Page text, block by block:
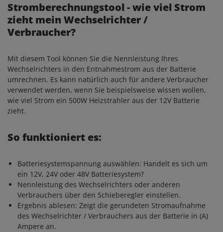
Stromberechnungstool - wie viel Strom
zieht mein Wechselrichter /
Verbraucher?
Mit diesem Tool können Sie die Nennleistung Ihres
Wechselrichters in den Entnahmestrom aus der Batterie
umrechnen. Es kann natürlich auch für andere Verbraucher
verwendet werden, wenn Sie beispielsweise wissen wollen,
wie viel Strom ein 500W Heizstrahler aus der 12V Batterie
zieht.
So funktioniert es:
Batteriesystemspannung auswählen: Handelt es sich um
ein 12V, 24V oder 48V Batteriesystem?
Nennleistung des Wechselrichters oder anderen
Verbrauchers über den Schieberegler einstellen.
Ergebnis ablesen: Zeigt die gerundeten Stromaufnahme
des Wechselrichter / Verbrauchers aus der Batterie in (A)
Ampere an.